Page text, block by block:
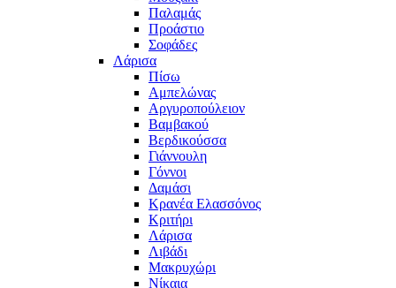
Παλαμάς
Προάστιο
Σοφάδες
Λάρισα
Πίσω
Αμπελώνας
Αργυροπούλειον
Βαμβακού
Βερδικούσσα
Γιάννουλη
Γόννοι
Δαμάσι
Κρανέα Ελασσόνος
Κριτήρι
Λάρισα
Λιβάδι
Μακρυχώρι
Νίκαια